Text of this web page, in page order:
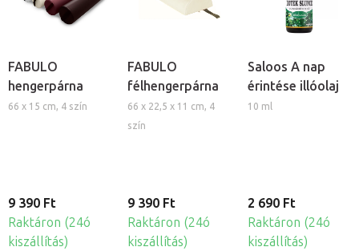
FABULO
hengerpárna
66 x 15 cm, 4 szín
9 390 Ft
Raktáron (24ó
kiszállítás)
FABULO
félhengerpárna
66 x 22,5 x 11 cm, 4
szín
9 390 Ft
Raktáron (24ó
kiszállítás)
Saloos A nap
érintése illóolaj
10 ml
2 690 Ft
Raktáron (24ó
kiszállítás)